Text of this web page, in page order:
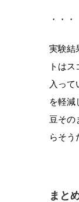
・・・
実験結
トは
入っ
を軽減
豆その
らそう
まと